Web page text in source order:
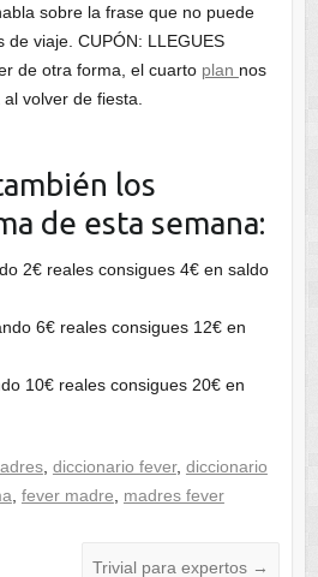
sobre la frase que no puede
de viaje. CUPÓN: LLEGUES
de otra forma, el cuarto plan nos
volver de fiesta.
los
de esta semana:
2€ reales consigues 4€ en saldo
6€ reales consigues 12€ en
10€ reales consigues 20€ en
, diccionario fever, diccionario
fever madre madres fever
Trivial para expertos →